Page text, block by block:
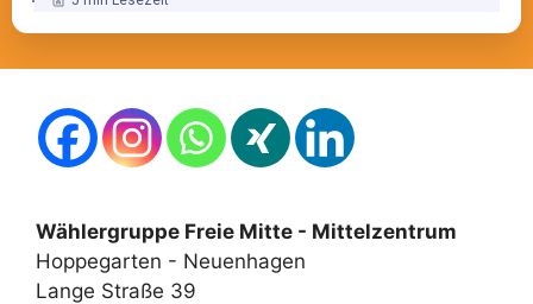
Wählergruppe Freie Mitte - Mittelzentrum
Hoppegarten - Neuenhagen
Lange Straße 39